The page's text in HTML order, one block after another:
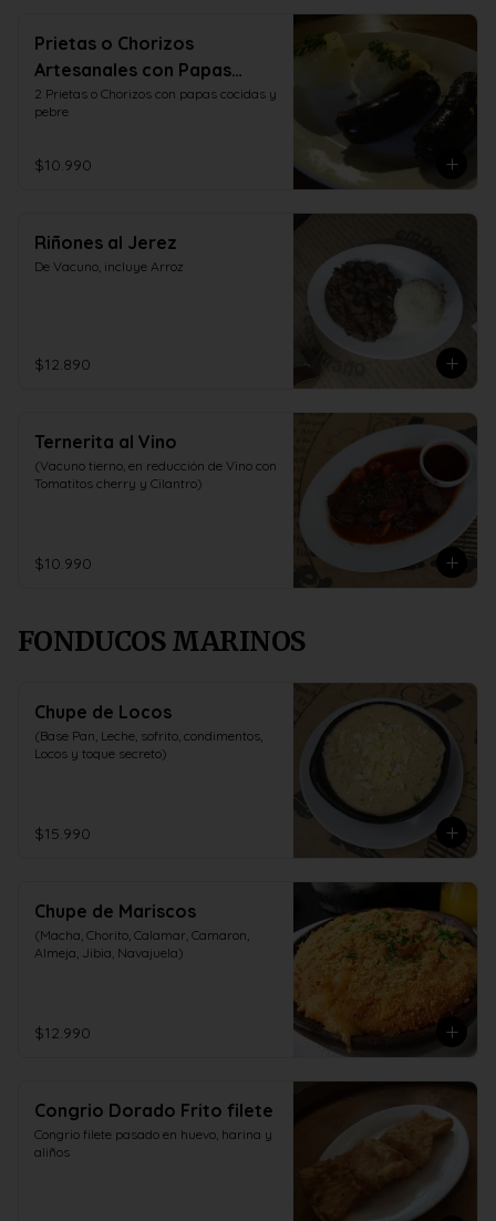
Prietas o Chorizos
Artesanales con Papas
Cocidas y Pebre
2 Prietas o Chorizos con papas cocidas y
pebre
$10.990
Riñones al Jerez
De Vacuno, incluye Arroz
$12.890
Ternerita al Vino
(Vacuno tierno, en reducción de Vino con
Tomatitos cherry y Cilantro)
$10.990
FONDUCOS MARINOS
Chupe de Locos
(Base Pan, Leche, sofrito, condimentos,
Locos y toque secreto)
$15.990
Chupe de Mariscos
(Macha, Chorito, Calamar, Camaron,
Almeja, Jibia, Navajuela)
$12.990
Congrio Dorado Frito filete
Congrio filete pasado en huevo, harina y
aliños